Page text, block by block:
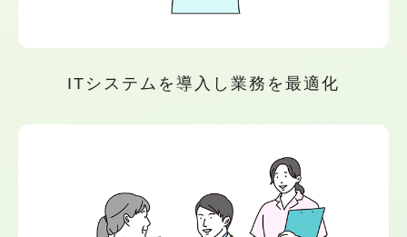
ITシステムを導入し業務を最適化